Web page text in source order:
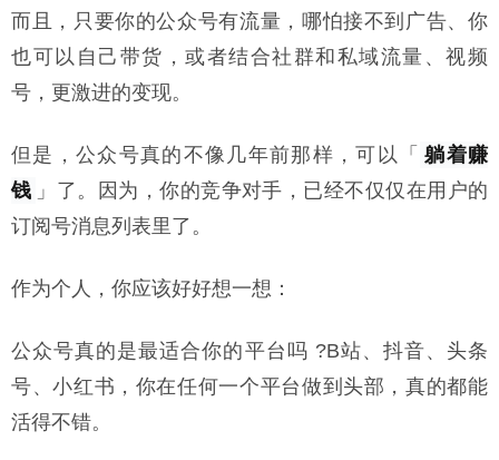
而且，只要你的公众号有流量，哪怕接不到广告、你
也可以自己带货，或者结合社群和私域流量、视频
号，更激进的变现。
但是，公众号真的不像几年前那样，可以「 躺着赚
钱 」了。因为，你的竞争对手，已经不仅仅在用户的
订阅号消息列表里了。
作为个人，你应该好好想一想：
公众号真的是最适合你的平台吗 ?B站、抖音、头条
号、小红书，你在任何一个平台做到头部，真的都能
活得不错。